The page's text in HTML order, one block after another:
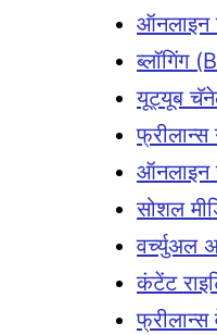
ऑनलाइन
ब्लॉगिंग
यूट्यूब
ऑनलाइन
सोशल
वर्च्युअल
कंटेंट